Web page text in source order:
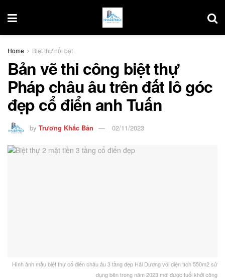
Home Biệt thự nổi bật
Bản vẽ thi công biệt thự
Pháp châu âu trên đất lô góc
đẹp cổ điển anh Tuấn
by Trương Khắc Bản 02/11/2023
Hình ảnh mẫu biệt thự cổ điển châu âu 3 tầng đẹp Hải Dương với diện tích 550m2 sử
dụng bên trong năm 2023 mới được tuổi khởi công